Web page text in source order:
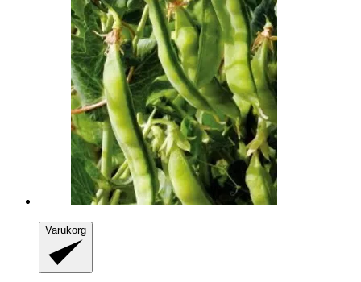
Varukorg